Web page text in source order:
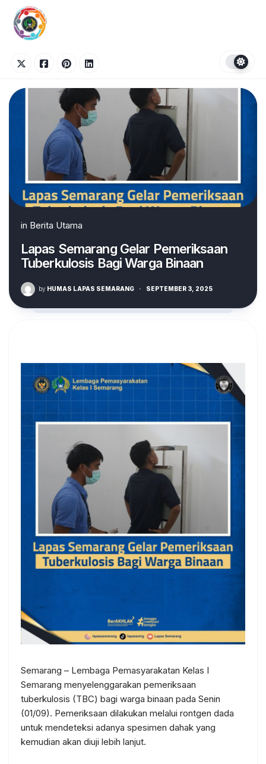
content
in Berita Utama
Lapas Semarang Gelar Pemeriksaan
Tuberkulosis Bagi Warga Binaan
by HUMAS LAPAS SEMARANG · SEPTEMBER 3, 2025
Semarang – Lembaga Pemasyarakatan Kelas I
Semarang menyelenggarakan pemeriksaan
tuberkulosis (TBC) bagi warga binaan pada Senin
(01/09). Pemeriksaan dilakukan melalui rontgen dada
untuk mendeteksi adanya spesimen dahak yang
kemudian akan diuji lebih lanjut.